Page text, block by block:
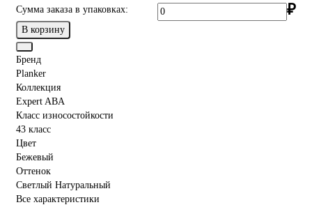
Сумма заказа в упаковках: ₽
В корзину
Бренд
Planker
Коллекция
Expert ABA
Класс износостойкости
43 класс
Цвет
Бежевый
Оттенок
Светлый Натуральный
Все характеристики